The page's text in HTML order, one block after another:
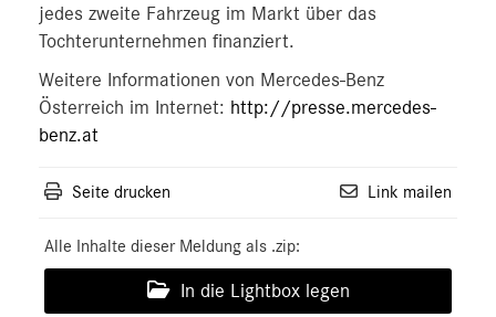
jedes zweite Fahrzeug im Markt über das
Tochterunternehmen finanziert.
Weitere Informationen von Mercedes-Benz
Österreich im Internet: http://presse.mercedes-
benz.at
Seite drucken Link mailen
Alle Inhalte dieser Meldung als .zip:
In die Lightbox legen